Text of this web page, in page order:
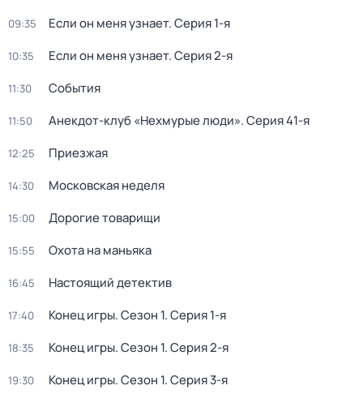
09:35 Если он меня узнает. Серия 1-я
10:35 Если он меня узнает. Серия 2-я
11:30 События
11:50 Анекдот-клуб «Нехмурые люди». Серия 41-я
12:25 Приезжая
14:30 Московская неделя
15:00 Дорогие товарищи
15:55 Охота на маньяка
16:45 Настоящий детектив
17:40 Конец игры. Сезон 1. Серия 1-я
18:35 Конец игры. Сезон 1. Серия 2-я
19:30 Конец игры. Сезон 1. Серия 3-я